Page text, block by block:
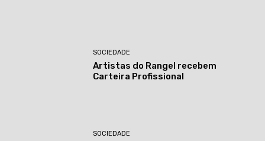
SOCIEDADE
Artistas do Rangel recebem
Carteira Profissional
SOCIEDADE